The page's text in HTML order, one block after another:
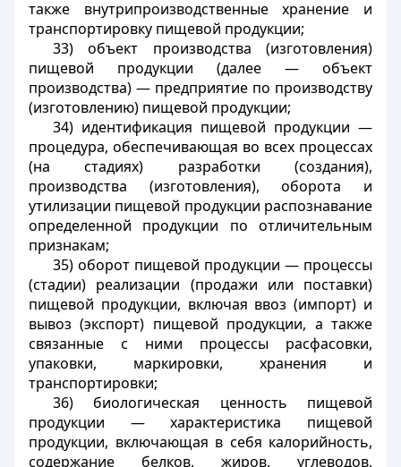
также внутрипроизводственные хранение и
транспортировку пищевой продукции;
33) объект производства (изготовления)
пищевой продукции (далее — объект
производства) — предприятие по производству
(изготовлению) пищевой продукции;
34) идентификация пищевой продукции —
процедура, обеспечивающая во всех процессах
(на стадиях) разработки (создания),
производства (изготовления), оборота и
утилизации пищевой продукции распознавание
определенной продукции по отличительным
признакам;
35) оборот пищевой продукции — процессы
(стадии) реализации (продажи или поставки)
пищевой продукции, включая ввоз (импорт) и
вывоз (экспорт) пищевой продукции, а также
связанные с ними процессы расфасовки,
упаковки, маркировки, хранения и
транспортировки;
36) биологическая ценность пищевой
продукции — характеристика пищевой
продукции, включающая в себя калорийность,
содержание белков, жиров, углеводов,